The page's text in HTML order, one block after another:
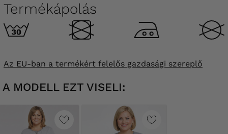
Termékápolás
Az EU-ban a termékért felelős gazdasági szereplő
A MODELL EZT VISELI: